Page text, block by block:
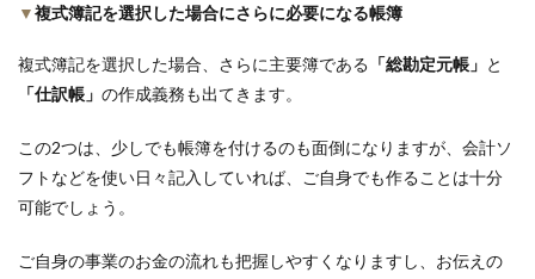
▼複式簿記を選択した場合にさらに必要になる帳簿
複式簿記を選択した場合、さらに主要簿である 「総勘定元帳」 と
「仕訳帳」 の作成義務も出てきます。
この2つは、少しでも帳簿を付けるのも面倒になりますが、会計ソ
フトなどを使い日々記入していれば、ご自身でも作ることは十分
可能でしょう。
ご自身の事業のお金の流れも把握しやすくなりますし、お伝えの